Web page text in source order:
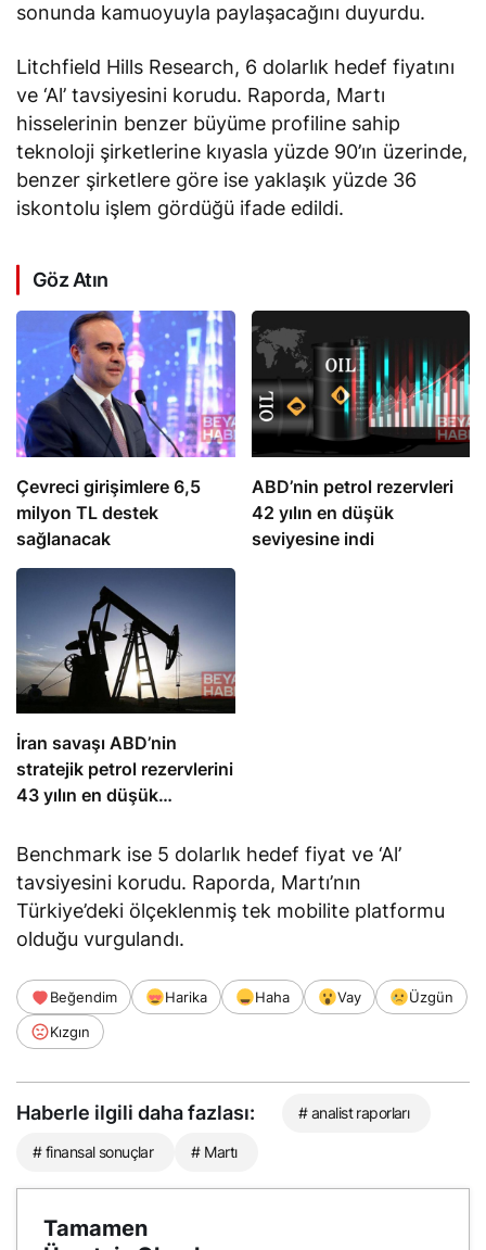
sonunda kamuoyuyla paylaşacağını duyurdu.
Litchfield Hills Research, 6 dolarlık hedef fiyatını
ve ‘Al’ tavsiyesini korudu. Raporda, Martı
hisselerinin benzer büyüme profiline sahip
teknoloji şirketlerine kıyasla yüzde 90’ın üzerinde,
benzer şirketlere göre ise yaklaşık yüzde 36
iskontolu işlem gördüğü ifade edildi.
Göz Atın
Çevreci girişimlere 6,5
milyon TL destek
sağlanacak
ABD’nin petrol rezervleri
42 yılın en düşük
seviyesine indi
İran savaşı ABD’nin
stratejik petrol rezervlerini
43 yılın en düşük
Benchmark ise 5 dolarlık hedef fiyat ve ‘Al’
tavsiyesini korudu. Raporda, Martı’nın
Türkiye’deki ölçeklenmiş tek mobilite platformu
olduğu vurgulandı.
Beğendim Harika Haha Vay
Üzgün
Kızgın
Haberle ilgili daha fazlası: # analist raporları
# finansal sonuçlar # Martı
Tamamen